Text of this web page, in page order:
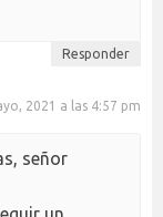
Responder
2021 a las 4:57 pm
señor